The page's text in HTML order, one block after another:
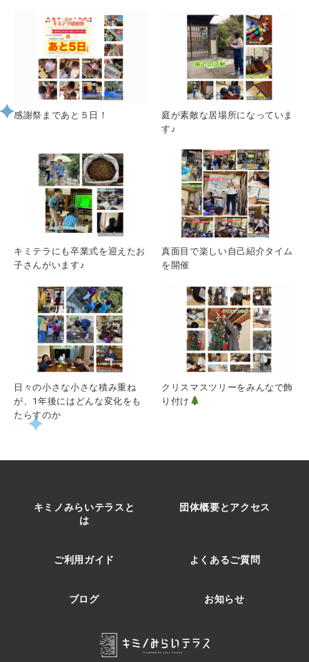
感謝祭まであと５日！
庭が素敵な居場所になっていま
す♪
キミテラにも卒業式を迎えたお
子さんがいます♪
真面目で楽しい自己紹介タイム
を開催
日々の小さな小さな積み重ね
が、1年後にはどんな変化をも
たらすのか
クリスマスツリーをみんなで飾
り付け
キミノみらいテラスと
は
団体概要とアクセス
ご利用ガイド よくあるご質問
ブログ お知らせ